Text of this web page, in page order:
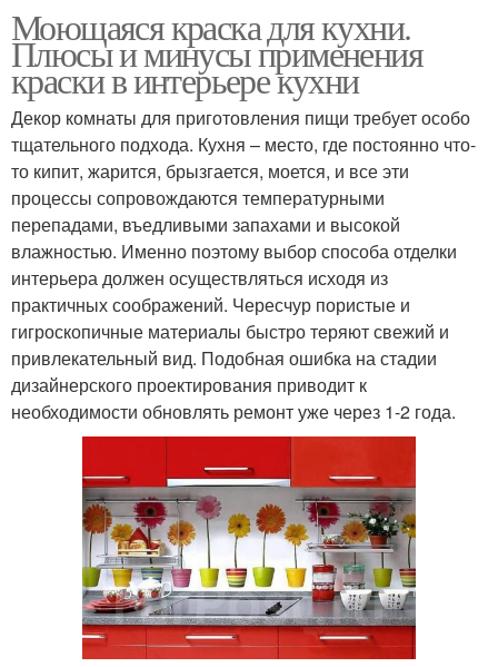
Моющаяся краска для кухни.
Плюсы и минусы применения
краски в интерьере кухни
Декор комнаты для приготовления пищи требует особо
тщательного подхода. Кухня – место, где постоянно что-
то кипит, жарится, брызгается, моется, и все эти
процессы сопровождаются температурными
перепадами, въедливыми запахами и высокой
влажностью. Именно поэтому выбор способа отделки
интерьера должен осуществляться исходя из
практичных соображений. Чересчур пористые и
гигроскопичные материалы быстро теряют свежий и
привлекательный вид. Подобная ошибка на стадии
дизайнерского проектирования приводит к
необходимости обновлять ремонт уже через 1-2 года.